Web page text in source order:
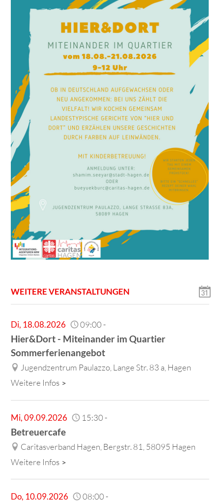
WEITERE VERANSTALTUNGEN
Di, 18.08.2026 09:00-
Hier&Dort - Miteinander im Quartier
Sommerferienangebot
Jugendzentrum Paulazzo, Lange Str. 83 a, Hagen
Weitere Infos
Mi,09.09.2026 15:30-
Betreuercafe
Caritasverband Hagen, Bergstr. 81, 58095 Hagen
Weitere Infos
Do, 10.09.2026 08:00-